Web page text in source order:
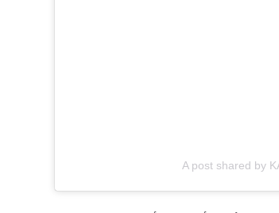
A post shared by